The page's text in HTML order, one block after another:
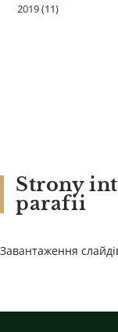
2019(11)
Strony
parafii
Завантаження